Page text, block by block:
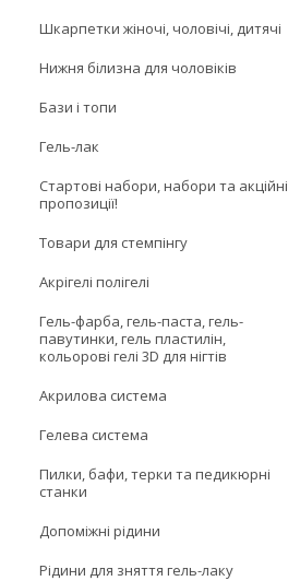
Шкарпетки жіночі, чоловічі, дитячі
Нижня білизна для чоловіків
Бази і топи
Гель-лак
Стартові набори, набори та акційні
пропозиції!
Товари для стемпінгу
Акрігелі полігелі
Гель-фарба, гель-паста, гель-
павутинки, гель пластилін,
кольорові гелі 3D для нігтів
Акрилова система
Гелева система
Пилки, бафи, терки та педикюрні
станки
Допоміжні рідини
Рідини для зняття гель-лаку